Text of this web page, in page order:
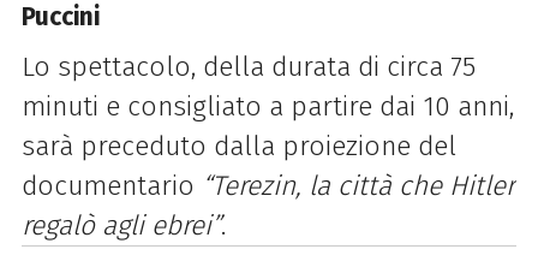
Puccini
Lo spettacolo, della durata di circa 75
minuti e consigliato a partire dai 10 anni,
sarà preceduto dalla proiezione del
documentario “Terezin, la città che Hitler
regalò agli ebrei”.